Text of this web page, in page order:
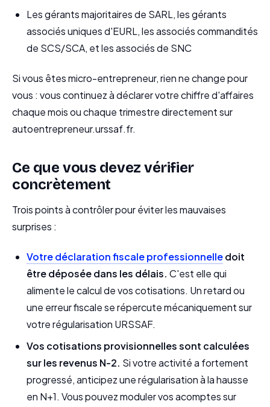
Les gérants majoritaires de SARL, les gérants
associés uniques d'EURL, les associés commandités
de SCS/SCA, et les associés de SNC
Si vous êtes micro-entrepreneur, rien ne change pour
vous : vous continuez à déclarer votre chiffre d'affaires
chaque mois ou chaque trimestre directement sur
autoentrepreneur.urssaf.fr.
Ce que vous devez vérifier
concrètement
Trois points à contrôler pour éviter les mauvaises
surprises :
Votre déclaration fiscale professionnelledoit
être déposée dans les délais. C'est elle qui
alimente le calcul de vos cotisations. Un retard ou
une erreur fiscale se répercute mécaniquement sur
votre régularisation URSSAF.
Vos cotisations provisionnelles sont calculées
sur les revenus N-2. Si votre activité a fortement
progressé, anticipez une régularisation à la hausse
en N+1. Vous pouvez moduler vos acomptes sur